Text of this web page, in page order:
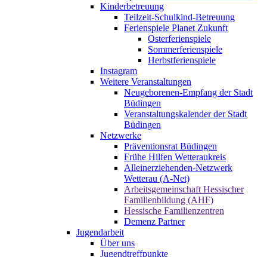
Kinderbetreuung
Teilzeit-Schulkind-Betreuung
Ferienspiele Planet Zukunft
Osterferienspiele
Sommerferienspiele
Herbstferienspiele
Instagram
Weitere Veranstaltungen
Neugeborenen-Empfang der Stadt
Büdingen
Veranstaltungskalender der Stadt
Büdingen
Netzwerke
Präventionsrat Büdingen
Frühe Hilfen Wetteraukreis
Alleinerziehenden-Netzwerk
Wetterau (A-Net)
Arbeitsgemeinschaft Hessischer
Familienbildung (AHF)
Hessische Familienzentren
Demenz Partner
Jugendarbeit
Über uns
Jugendtreffpunkte